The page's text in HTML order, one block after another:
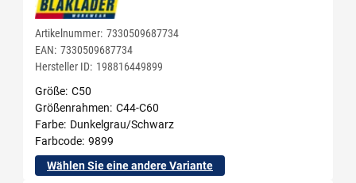
Artikelnummer: 7330509687734
EAN: 7330509687734
Hersteller ID: 198816449899
Größe C50
Größenrahmen C44-C60
Farbe Dunkelgrau/Schwarz
Farbcode 9899
Wählen Sie eine andere Variante